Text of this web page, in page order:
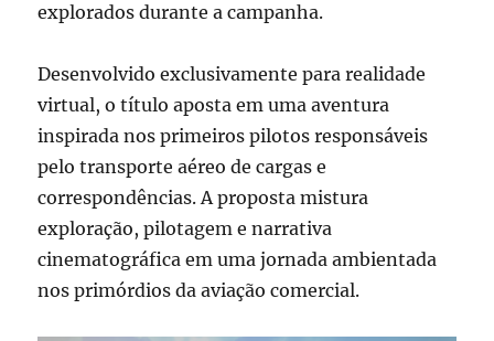
explorados durante a campanha.
Desenvolvido exclusivamente para realidade
virtual, o título aposta em uma aventura
inspirada nos primeiros pilotos responsáveis
pelo transporte aéreo de cargas e
correspondências. A proposta mistura
exploração, pilotagem e narrativa
cinematográfica em uma jornada ambientada
nos primórdios da aviação comercial.